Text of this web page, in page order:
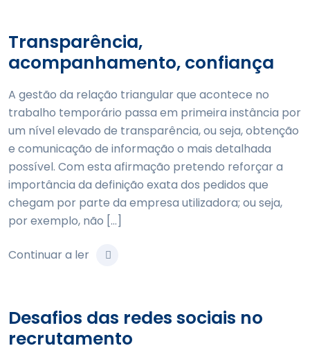
Transparência,
acompanhamento, confiança
A gestão da relação triangular que acontece no
trabalho temporário passa em primeira instância por
um nível elevado de transparência, ou seja, obtenção
e comunicação de informação o mais detalhada
possível. Com esta afirmação pretendo reforçar a
importância da definição exata dos pedidos que
chegam por parte da empresa utilizadora; ou seja,
por exemplo, não […]
Continuar a ler
Desafios das redes sociais no
recrutamento